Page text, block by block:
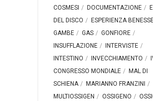
COSMESI
DOCUMENTAZIONE
DEL DISCO
ESPERIENZA
GAMBE
GAS
GONFIORE
INSUFFLAZIONE
INTERVISTE
INTESTINO
INVECCHIAMENTO
CONGRESSO MONDIALE
MAL DI
SCHIENA
MARIANNO FRANZINI
MULTIOSSIGEN
OSSIGENO